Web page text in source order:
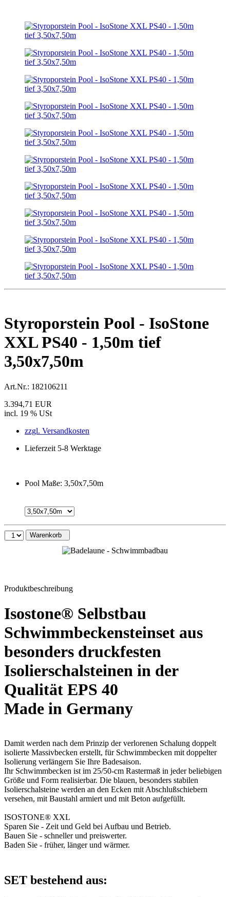
Styroporstein Pool - IsoStone
XXL PS40 - 1,50m tief
3,50x7,50m
Art.Nr.: 182106211
3.394,71 EUR
incl. 19 % USt
zzgl. Versandkosten
Lieferzeit 5-8 Werktage
Pool Maße: 3,50x7,50m
Warenkorb
Produktbeschreibung
Isostone® Selbstbau
Schwimmbeckensteinset aus
besonders druckfesten
Isolierschalsteinen in der
Qualität EPS 40
Made in Germany
Damit werden nach dem Prinzip der verlorenen Schalung doppelt
isolierte Massivbecken erstellt, für Schwimmbecken mit doppelter
Isolierung verlängern Sie Ihre Badesaison.
Ihr Schwimmbecken ist im 25/50-cm Rastermaß in jeder beliebigen
Größe und Form realisierbar. Die blauen, besonders stabilen
Isolierschalsteine werden an den Ecken mit Abschlußschiebern
versehen, mit Baustahl armiert und mit Beton aufgefüllt.
ISOSTONE® XXL
Sparen Sie - Zeit und Geld bei Aufbau und Betrieb.
Bauen Sie - schneller und preiswerter.
Baden Sie - früher, länger und wärmer.
SET bestehend aus: